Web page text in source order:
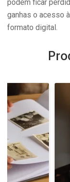
podem ficar
ganhas o acesso
formato digital.